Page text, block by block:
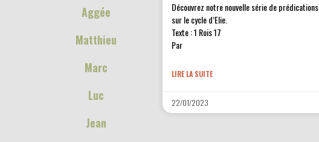
Aggée
Matthieu
Marc
Luc
Jean
Découvrez notre nouvelle série de prédications
sur le cycle d’Elie.
Texte : 1 Rois 17
Par
LIRE LA SUITE
22/01/2023